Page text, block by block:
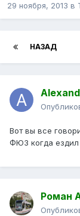
29 ноября, 2013 в
НАЗАД
Вот вы все
ФЮЗ когда
Роман